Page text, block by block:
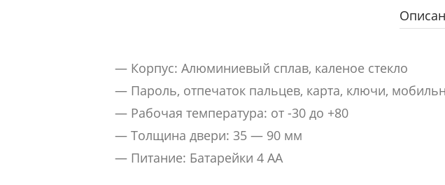
— Корпус: Алюминиевый сплав, каленое стекло
— Пароль, отпечаток пальцев, карта, ключи,
— Рабочая температура: от -30 до +80
— Толщина двери: 35 — 90 мм
— Питание: Батарейки 4 AA